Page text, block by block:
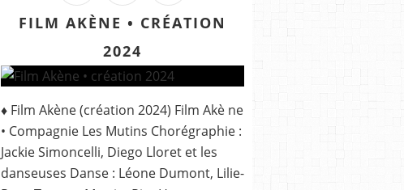
FILM AKÈNE • CRÉATION
2024
♦ Film Akène (création 2024) Film Akè ne
• Compagnie Les Mutins Chorégraphie :
Jackie Simoncelli, Diego Lloret et les
danseuses Danse : Léone Dumont, Lilie-